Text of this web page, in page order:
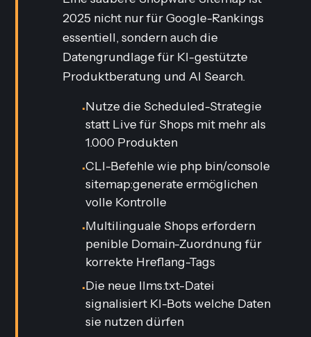
2025 nicht nur für Google-Rankings
essentiell, sondern auch die
Datengrundlage für KI-gestützte
Produktberatung und AI Search.
•Nutze die Scheduled-Strategie
statt Livefür Shops mit mehr als
1.000 Produkten
•CLI-Befehle wie php bin/console
sitemap:generate ermöglichen
volle Kontrolle
•Multilinguale Shops erfordern
penible Domain-Zuordnung für
korrekte Hreflang-Tags
•Die neue llms.txt-Datei
signalisiert KI-Bots welche Daten
sie nutzen dürfen